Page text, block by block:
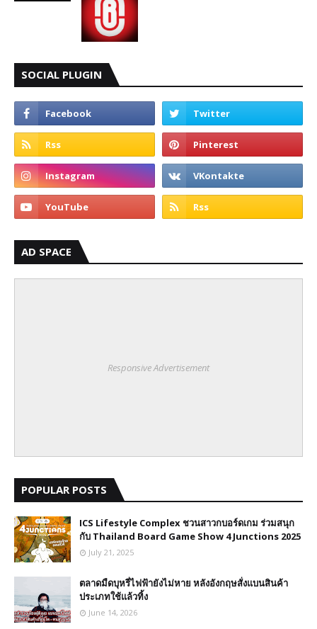
SOCIAL PLUGIN
AD SPACE
Responsive Advertisement
POPULAR POSTS
ICS Lifestyle Complex ชวนสาวกบอร์ดเกม ร่วมสนุก
กับ Thailand Board Game Show 4 Junctions 2025
July 21, 2025
ตลาดมืดบุหรี่ไฟฟ้ายังไม่หาย หลังอังกฤษสั่งแบนสินค้า
ประเภทใช้แล้วทิ้ง
June 14, 2026